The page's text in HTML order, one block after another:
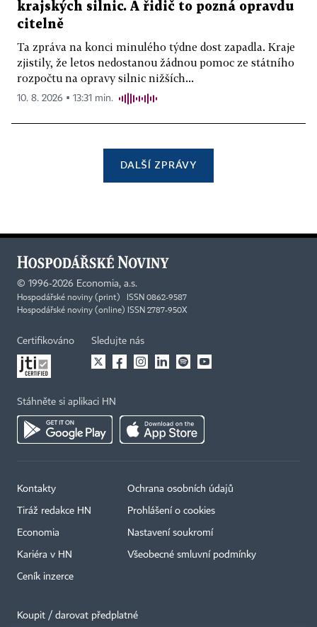
krajských silnic. A řidič to pozná opravdu
citelně
Ta zpráva na konci minulého týdne dost zapadla. Kraje
zjistily, že letos nedostanou žádnou pomoc ze státního
rozpočtu na opravy silnic nižších...
10. 8. 2026 ▪ 13:31 min.
DALŠÍ ZPRÁVY
© 1996-2026 Economia, a.s.
Hospodářské noviny (print) ISSN 0862-9587
Hospodářské noviny (online) ISSN 2787-950X
Certifikováno Sledujte nás
Stáhněte si aplikaci HN
Kontakty
Tiráž redakce HN
Economia
Kariéra v HN
Ceník inzerce
Ochrana osobních údajů
Prohlášení o cookies
Nastavení soukromí
Všeobecné smluvní podmínky
Koupit / darovat předplatné